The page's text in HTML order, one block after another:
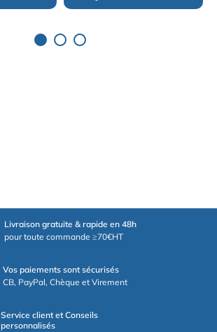
Livraison gratuite & rapide en 48h
pour toute commande ≥70€HT
Vos paiements sont sécurisés
CB, PayPal, Chèque et Virement
Service client et Conseils
personnalisés